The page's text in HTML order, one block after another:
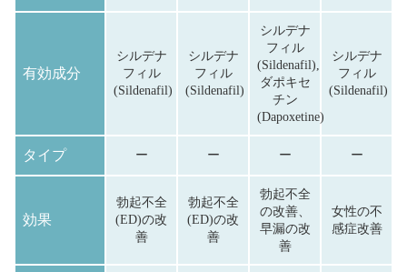
有効成分
シルデナ
フィル
(Sildenafil)
シルデナ
フィル
(Sildenafil)
シルデナ
フィル
(Sildenafil),
ダポキセ
チン
(Dapoxetine)
シルデナ
フィル
(Sildenafil)
タイプ ー ー ー ー
効果
勃起不全
(ED)の改
善
勃起不全
(ED)の改
善
勃起不全
の改善、
早漏の改
善
女性の不
感症改善